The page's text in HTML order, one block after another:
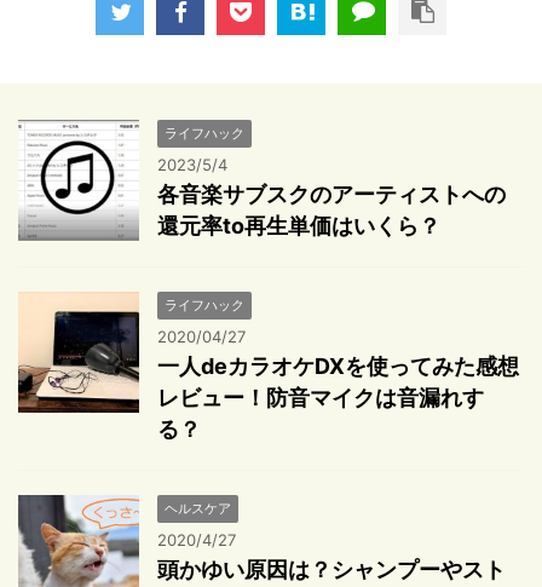
ライフハック
2023/5/4
各音楽サブスクのアーティストへの
還元率to再生単価はいくら？
ライフハック
2020/04/27
一人deカラオケDXを使ってみた感想
レビュー！防音マイクは音漏れす
る？
ヘルスケア
2020/4/27
頭かゆい原因は？シャンプーやスト